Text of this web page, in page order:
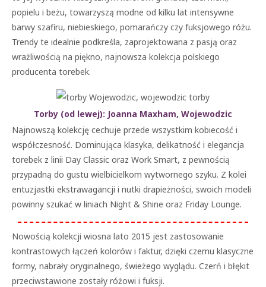
popielu i beżu, towarzyszą modne od kilku lat intensywne
barwy szafiru, niebieskiego, pomarańczy czy fuksjowego różu.
Trendy te idealnie podkreśla, zaprojektowana z pasją oraz
wrażliwością na piękno, najnowsza kolekcja polskiego
producenta torebek.
Torby (od lewej): Joanna Maxham, Wojewodzic
Najnowszą kolekcję cechuje przede wszystkim kobiecość i
współczesność. Dominująca klasyka, delikatność i elegancja
torebek z linii Day Classic oraz Work Smart, z pewnością
przypadną do gustu wielbicielkom wytwornego szyku. Z kolei
entuzjastki ekstrawagancji i nutki drapieżności, swoich modeli
powinny szukać w liniach Night & Shine oraz Friday Lounge.
Nowością kolekcji wiosna lato 2015 jest zastosowanie
kontrastowych łączeń kolorów i faktur, dzięki czemu klasyczne
formy, nabrały oryginalnego, świeżego wyglądu. Czerń i błękit
przeciwstawione zostały różowi i fuksji.